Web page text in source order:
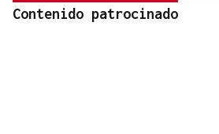
Contenido patrocinado